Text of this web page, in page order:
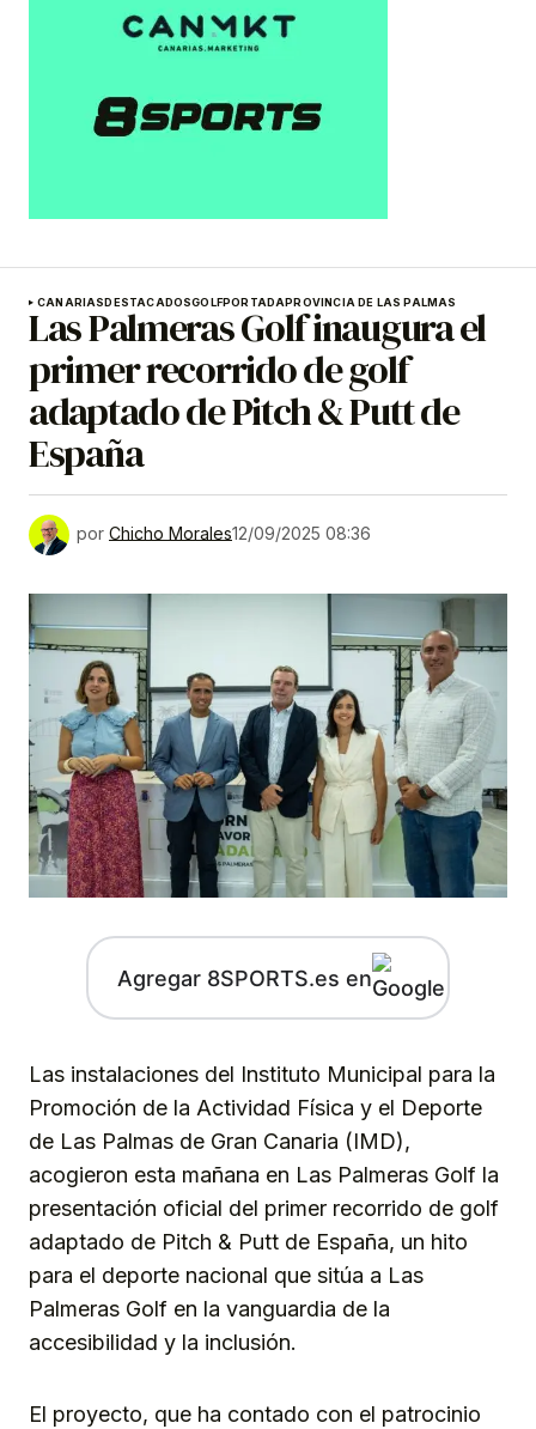
CANARIASDESTACADOSGOLFPORTADAPROVINCIA DE LAS PALMAS
Las Palmeras Golf inaugura el
primer recorrido de golf
adaptado de Pitch & Putt de
España
por Chicho Morales12/09/2025 08:36
Agregar 8SPORTS.es en
Las instalaciones del Instituto Municipal para la
Promoción de la Actividad Física y el Deporte
de Las Palmas de Gran Canaria (IMD),
acogieron esta mañana en Las Palmeras Golf la
presentación oficial del primer recorrido de golf
adaptado de Pitch & Putt de España, un hito
para el deporte nacional que sitúa a Las
Palmeras Golf en la vanguardia de la
accesibilidad y la inclusión.
El proyecto, que ha contado con el patrocinio